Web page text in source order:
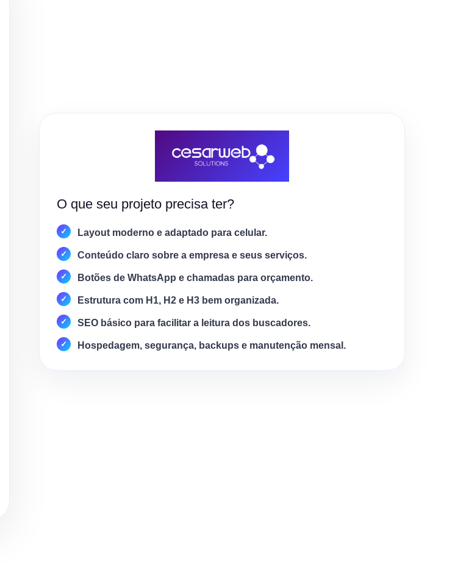
O que seu projeto precisa ter?
Layout moderno e adaptado para celular.
Conteúdo claro sobre a empresa e seus serviços.
Botões de WhatsApp e chamadas para orçamento.
Estrutura com H1, H2 e H3 bem organizada.
SEO básico para facilitar a leitura dos buscadores.
Hospedagem, segurança, backups e manutenção mensal.